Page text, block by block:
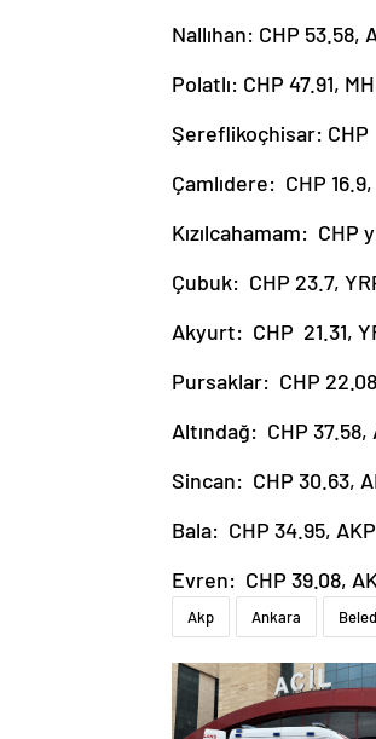
Nallıhan: CHP 53.58,
Polatlı: CHP 47.91,
Şereflikoçhisar: CHP
Çamlıdere: CHP 16.9,
Kızılcahamam: CHP
Çubuk: CHP 23.7,
Akyurt: CHP 21.31,
Pursaklar: CHP
Altındağ: CHP 37.58,
Sincan: CHP 30.63,
Bala: CHP 34.95,
Evren: CHP 39.08,
Akp Ankara